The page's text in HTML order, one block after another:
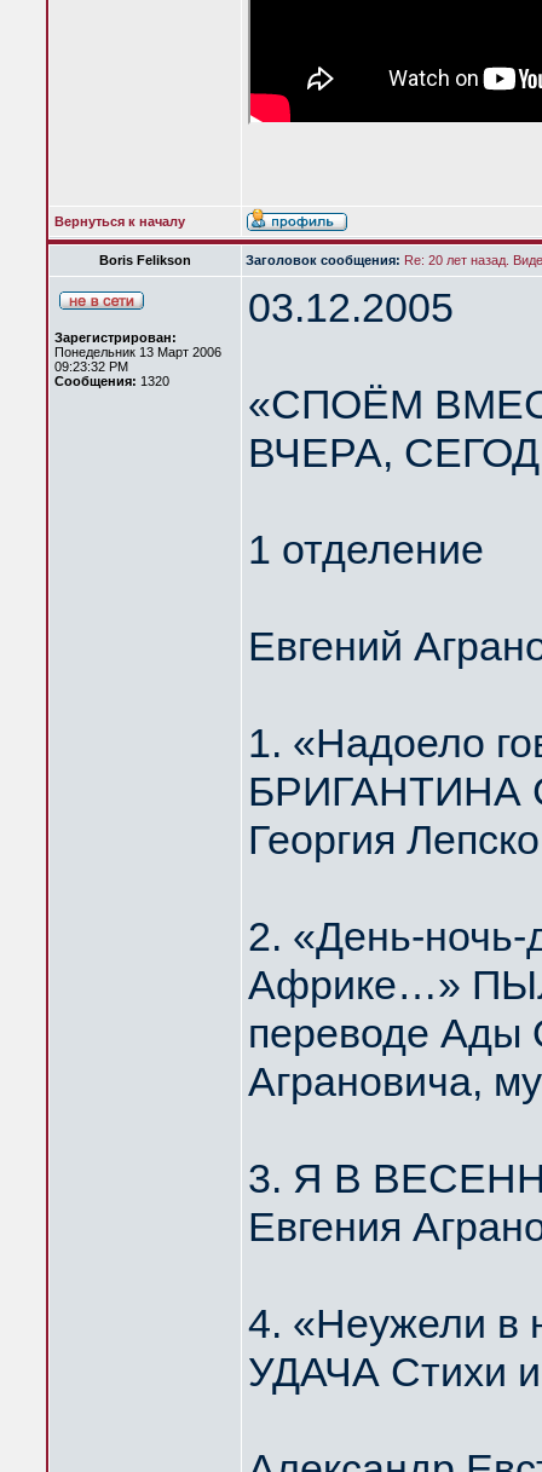
Вернуться к началу
Boris Felikson Заголовок сообщения: Re: 20 лет назад.
Зарегистрирован:
Понедельник 13 Март 2006
09:23:32 PM
Сообщения: 1320
03.12.2005
«СПОЁМ
ВЧЕРА,
1 отделение
Евгений
1. «Надоело
БРИГАНТИНА
Георгия
2. «День-
Африке…»
переводе Ады
Аграновича,
3. Я В
Евгения
4. «Неужели
УДАЧА Стихи и